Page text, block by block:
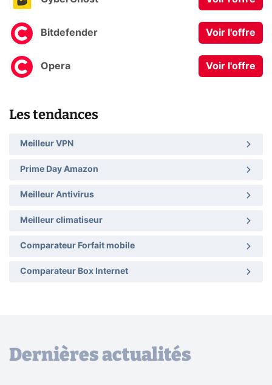
Bitdefender Voir l'offre
Opera Voir l'offre
Les tendances
Meilleur VPN
Prime Day Amazon
Meilleur Antivirus
Meilleur climatiseur
Comparateur Forfait mobile
Comparateur Box Internet
Dernières actualités